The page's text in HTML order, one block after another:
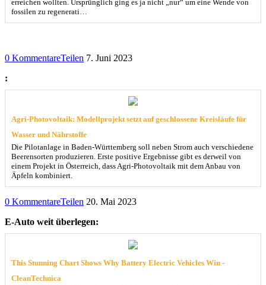
erreichen wollten. Ursprünglich ging es ja nicht „nur“ um eine Wende von
fossilen zu regenerati…
0 KommentareTeilen 7. Juni 2023
:
Agri-Photovoltaik: Modellprojekt setzt auf geschlossene Kreisläufe für
Wasser und Nährstoffe
Die Pilotanlage in Baden-Württemberg soll neben Strom auch verschiedene
Beerensorten produzieren. Erste positive Ergebnisse gibt es derweil von
einem Projekt in Österreich, dass Agri-Photovoltaik mit dem Anbau von
Äpfeln kombiniert.
0 KommentareTeilen 20. Mai 2023
E-Auto weit überlegen:
This Stunning Chart Shows Why Battery Electric Vehicles Win -
CleanTechnica